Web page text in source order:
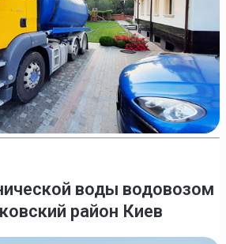
воды водовозом
район Киев